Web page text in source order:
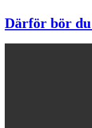
Därför bör